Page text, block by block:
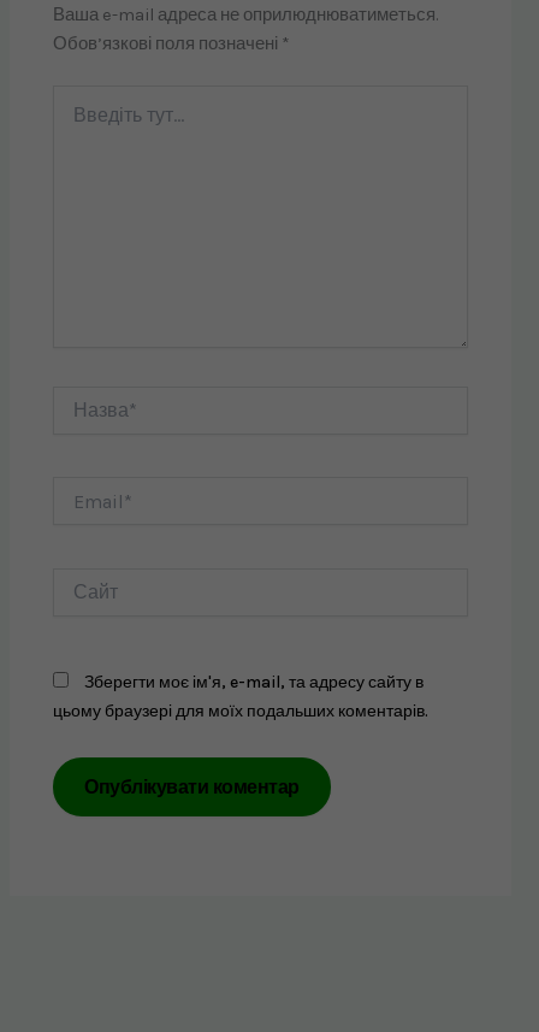
Ваша e-mail адреса не оприлюднюватиметься.
Обов’язкові поля позначені *
тут...
Зберегти моє ім'я, e-mail, та адресу сайту в
цьому браузері для моїх подальших коментарів.